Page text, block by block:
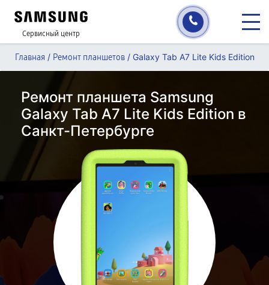
Сервисный центр
Главная / Ремонт планшетов / Galaxy Tab A7 Lite Kids Edition
Ремонт планшета Samsung
Galaxy Tab A7 Lite Kids Edition в
Санкт-Петербурге